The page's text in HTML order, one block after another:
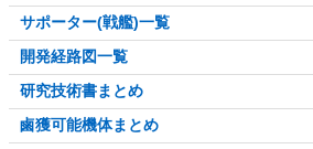
サポーター(戦艦)一覧
開発経路図一覧
研究技術書まとめ
鹵獲可能機体まとめ